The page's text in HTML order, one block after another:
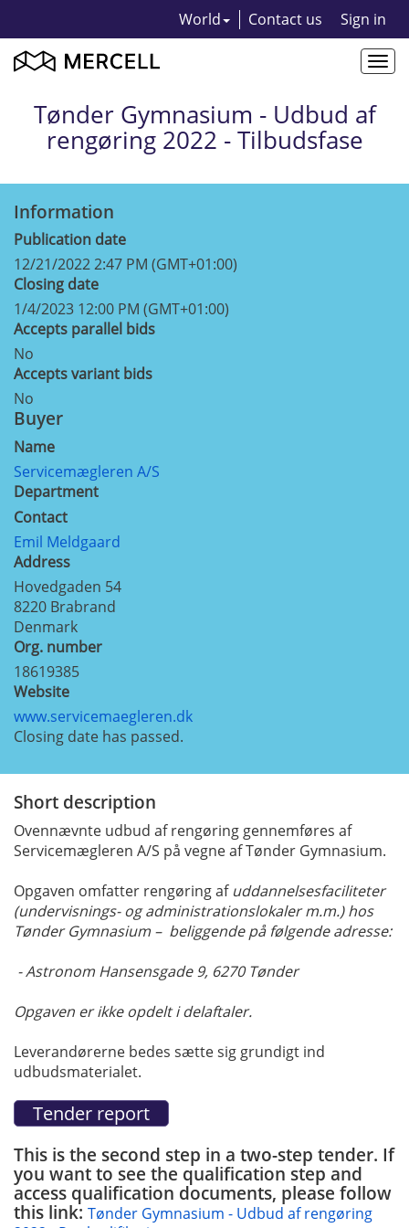
World Contact us Sign in
Tønder Gymnasium - Udbud af
rengøring 2022 - Tilbudsfase
Information
Publication date
12/21/2022 2:47 PM (GMT+01:00)
Closing date
1/4/2023 12:00 PM (GMT+01:00)
Accepts parallel bids
No
Accepts variant bids
No
Buyer
Name
Servicemægleren A/S
Department
Contact
Emil Meldgaard
Address
Hovedgaden 54
8220 Brabrand
Denmark
Org. number
18619385
Website
www.servicemaegleren.dk
Closing date has passed.
Short description
Ovennævnte udbud af rengøring gennemføres af
Servicemægleren A/S på vegne af Tønder Gymnasium.
Opgaven omfatter rengøring af uddannelsesfaciliteter
(undervisnings- og administrationslokaler m.m.) hos
Tønder Gymnasium – beliggende på følgende adresse:
- Astronom Hansensgade 9, 6270 Tønder
Opgaven er ikke opdelt i delaftaler.
Leverandørerne bedes sætte sig grundigt ind
udbudsmaterialet.
This is the second step in a two-step tender. If
you want to see the qualification step and
access qualification documents, please follow
this link: Tønder Gymnasium - Udbud af rengøring